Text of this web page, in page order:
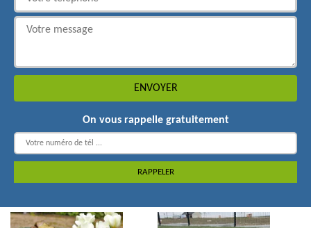
On vous rappelle gratuitement